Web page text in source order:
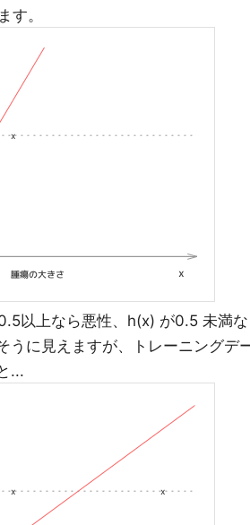
す。
以上なら悪性、h(x) が0.5 未満
うに見えますが、トレーニングデ
...